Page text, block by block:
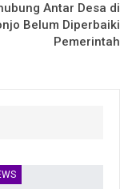
Antar Desa di
Belum Diperbaiki
Pemerintah